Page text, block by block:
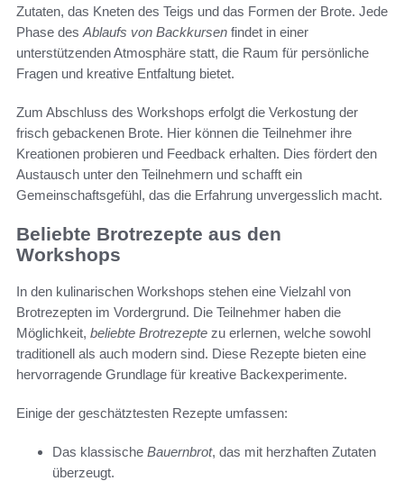
Zutaten, das Kneten des Teigs und das Formen der Brote. Jede
Phase desAblaufs von Backkursen findet in einer
unterstützenden Atmosphäre statt, die Raum für persönliche
Fragen und kreative Entfaltung bietet.
Zum Abschluss des Workshops erfolgt die Verkostung der
frisch gebackenen Brote. Hier können die Teilnehmer ihre
Kreationen probieren und Feedback erhalten. Dies fördert den
Austausch unter den Teilnehmern und schafft ein
Gemeinschaftsgefühl, das die Erfahrung unvergesslich macht.
Beliebte Brotrezepte aus den
Workshops
In den kulinarischen Workshops stehen eine Vielzahl von
Brotrezepten im Vordergrund. Die Teilnehmer haben die
Möglichkeit, beliebte Brotrezepte zu erlernen, welche sowohl
traditionell als auch modern sind. Diese Rezepte bieten eine
hervorragende Grundlage für kreative Backexperimente.
Einige der geschätztesten Rezepte umfassen:
Das klassische Bauernbrot, das mit herzhaften Zutaten
überzeugt.